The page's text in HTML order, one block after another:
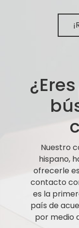
Nuestro
hispano,
ofrecerle
contacto
es la
país de
por medio